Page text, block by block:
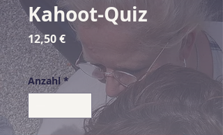
Kahoot-Quiz
12,50 €Preis
Anzahl *